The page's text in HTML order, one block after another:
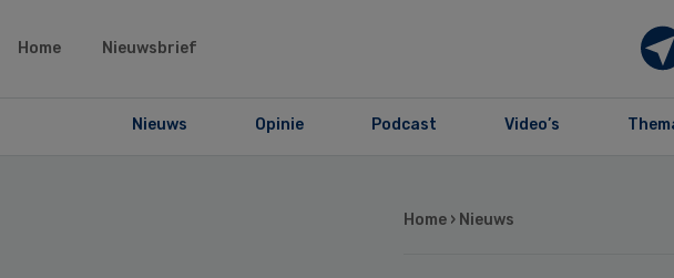
Home Nieuwsbrief
Nieuws Opinie Podcast Video’s
Home › Nieuws